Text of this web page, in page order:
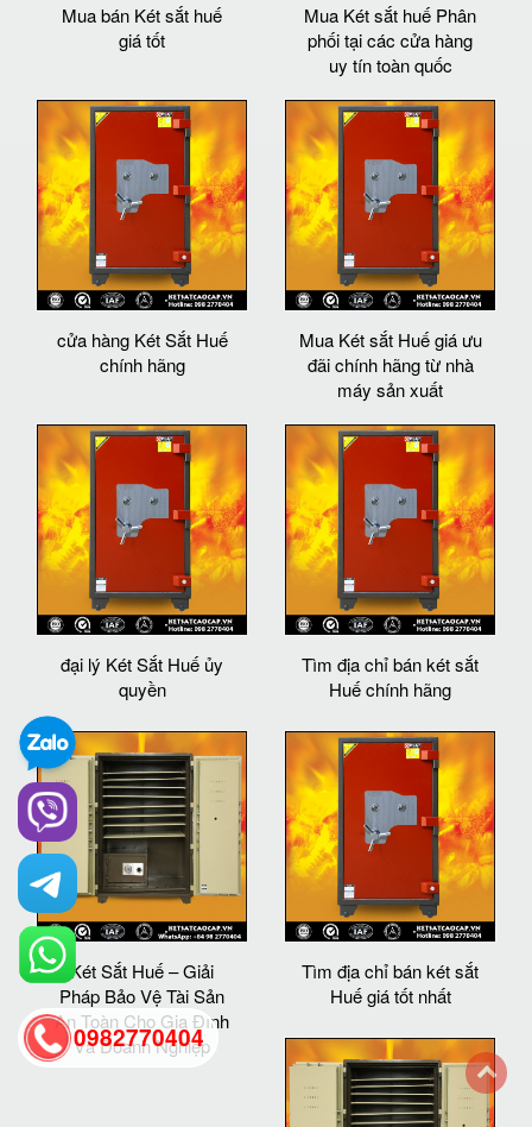
Mua bán Két sắt huế
giá tốt
Mua Két sắt huế Phân
phối tại các cửa hàng
uy tín toàn quốc
cửa hàng Két Sắt Huế
chính hãng
Mua Két sắt Huế giá ưu
đãi chính hãng từ nhà
máy sản xuất
đại lý Két Sắt Huế ủy
quyền
Tìm địa chỉ bán két sắt
Huế chính hãng
Két Sắt Huế – Giải
Pháp Bảo Vệ Tài Sản
An Toàn Cho Gia Đình
Và Doanh Nghiệp
Tìm địa chỉ bán két sắt
Huế giá tốt nhất
0982770404
back